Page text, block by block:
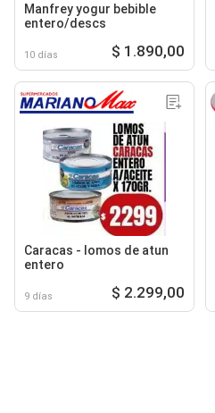
Manfrey yogur bebible
entero/descs
10 días $ 1.890,00
Caracas - lomos de atun
entero
9 días $ 2.299,00